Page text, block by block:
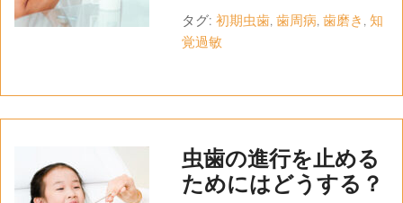
タグ: 初期虫歯, 歯周病, 歯磨き , 知
覚過敏
虫歯の進行を止める
ためにはどうする？